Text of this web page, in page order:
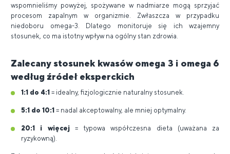
wspomnieliśmy powyżej, spożywane w nadmiarze mogą sprzyjać
procesom zapalnym w organizmie. Zwłaszcza w przypadku
niedoboru omega-3. Dlatego monitoruje się ich wzajemny
stosunek, co ma istotny wpływ na ogólny stan zdrowia.
Zalecany stosunek kwasów omega 3 i omega 6
według źródeł eksperckich
1:1 do 4:1 = idealny, fizjologicznie naturalny stosunek.
5:1 do 10:1 = nadal akceptowalny, ale mniej optymalny.
20:1 i więcej= typowa współczesna dieta (uważana za
ryzykowną).